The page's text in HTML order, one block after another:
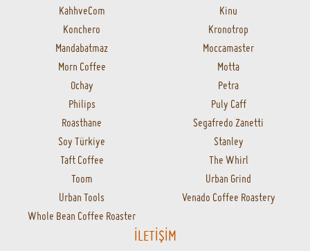
KahhveCom
Kinu
Konchero
Kronotrop
Mandabatmaz
Moccamaster
Morn Coffee
Motta
Ochay
Petra
Philips
Puly Caff
Roasthane
Segafredo Zanetti
Soy Türkiye
Stanley
Taft Coffee
The Whirl
Toom
Urban Grind
Urban Tools
Venado Coffee Roastery
Whole Bean Coffee Roaster
İLETİŞİM